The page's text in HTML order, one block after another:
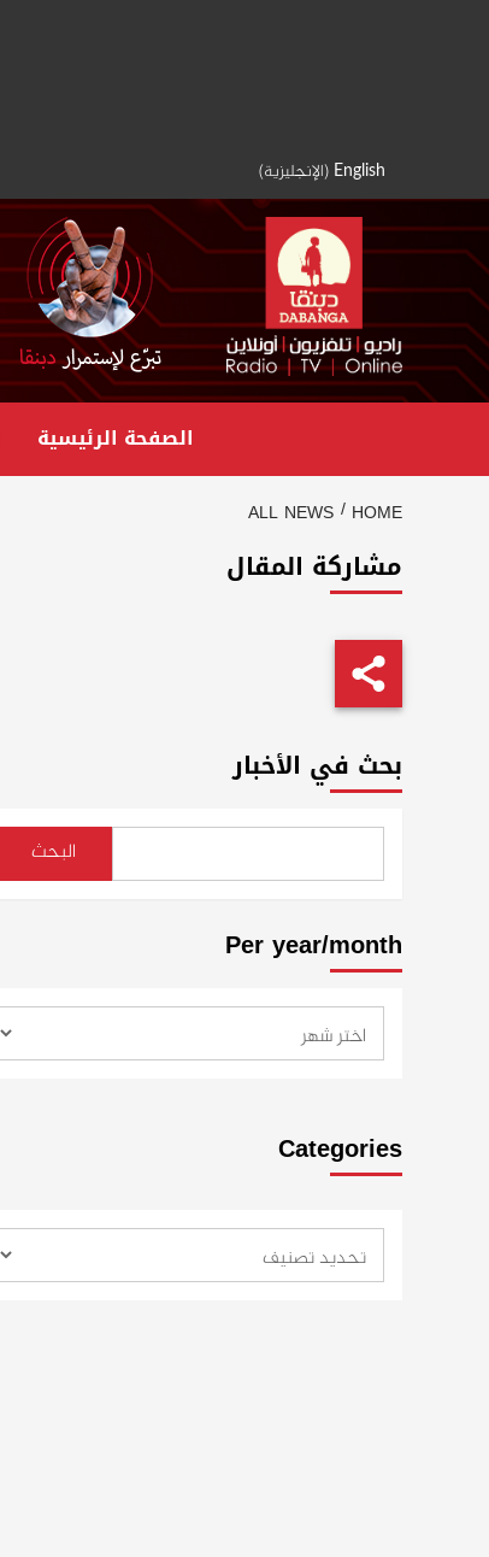
English
(الإنجليزية)
الصفحة الرئيسية
HOME
ALL NEWS
مشاركة المقال
بحث في الأخبار
البحث
Per year/month
Categories